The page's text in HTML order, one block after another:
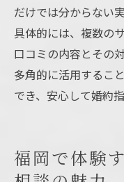
だけでは分からない
具体的には、複数の
口コミの内容とその
多角的に活用するこ
でき、安心して婚約
福岡で体験